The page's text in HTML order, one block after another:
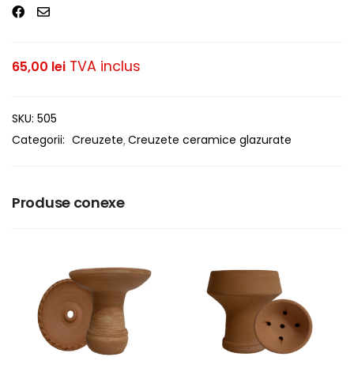
65,00 lei TVA inclus
SKU: 505
Categorii: Creuzete Creuzete ceramice glazurate
Produse conexe